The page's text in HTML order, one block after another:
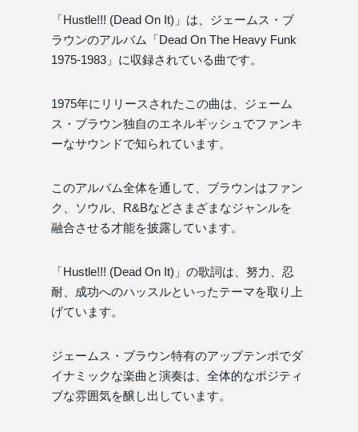
「Hustle!!! (Dead On It)」は、ジェームス・ブ
ラウンのアルバム「Dead On The Heavy Funk
1975-1983」に収録されている曲です。
1975年にリリースされたこの曲は、ジェーム
ス・ブラウン独自のエネルギッシュでファンキ
ーなサウンドで知られています。
このアルバム全体を通して、ブラウンはファン
ク、ソウル、R&Bなどさまざまなジャンルを
融合させる才能を披露しています。
「Hustle!!! (Dead On It)」の歌詞は、努力、忍
耐、成功へのハッスルといったテーマを取り上
げています。
ジェームス・ブラウン特有のアップテンポでダ
イナミックな楽曲と演奏は、全体的なポジティ
ブな雰囲気を醸し出しています。